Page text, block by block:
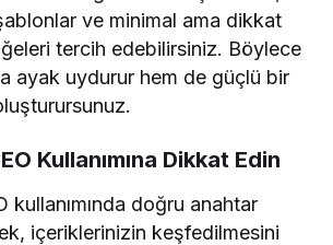
ve minimal ama dikkat
tercih edebilirsiniz. Böylece
ayak uydurur hem de güçlü bir
Kullanımına Dikkat Edin
kullanımında doğru anahtar
içeriklerinizin keşfedilmesini